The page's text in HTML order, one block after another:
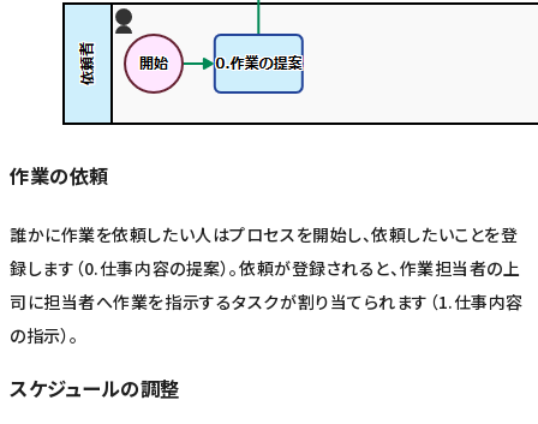
作業の依頼
誰かに作業を依頼したい人はプロセスを開始し、依頼したいことを登
録します（0.仕事内容の提案）。依頼が登録されると、作業担当者の上
司に担当者へ作業を指示するタスクが割り当てられます（1.仕事内容
の指示）。
スケジュールの調整